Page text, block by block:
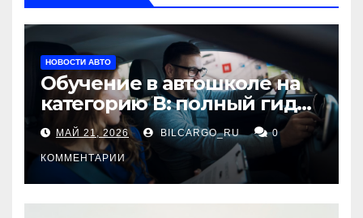
НОВОСТИ АВТО
Обучение в автошколе на
категорию В: полный гид
для будущих водителей
МАЙ 21, 2026 BILCARGO_RU 0
КОММЕНТАРИИ